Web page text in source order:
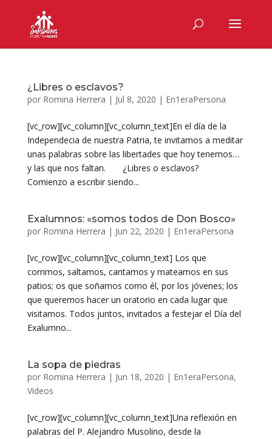
¿Libres o esclavos?
por Romina Herrera | Jul 8, 2020 | En1eraPersona
[vc_row][vc_column][vc_column_text]En el día de la
Independecia de nuestra Patria, te invitamos a meditar
unas palabras sobre las libertades que hoy tenemos…
y las que nos faltan. ¿Libres o esclavos?
Comienzo a escribir siendo...
Exalumnos: «somos todos de Don Bosco»
por Romina Herrera | Jun 22, 2020 | En1eraPersona
[vc_row][vc_column][vc_column_text] Los que
corrimos, saltamos, cantamos y mateamos en sus
patios; os que soñamos como él, por los jóvenes; los
que queremos hacer un oratorio en cada lugar que
visitamos. Todos juntos, invitados a festejar el Día del
Exalumno...
La sopa de piedras
por Romina Herrera | Jun 18, 2020 | En1eraPersona,
Videos
[vc_row][vc_column][vc_column_text]Una reflexión en
palabras del P. Alejandro Musolino, desde la